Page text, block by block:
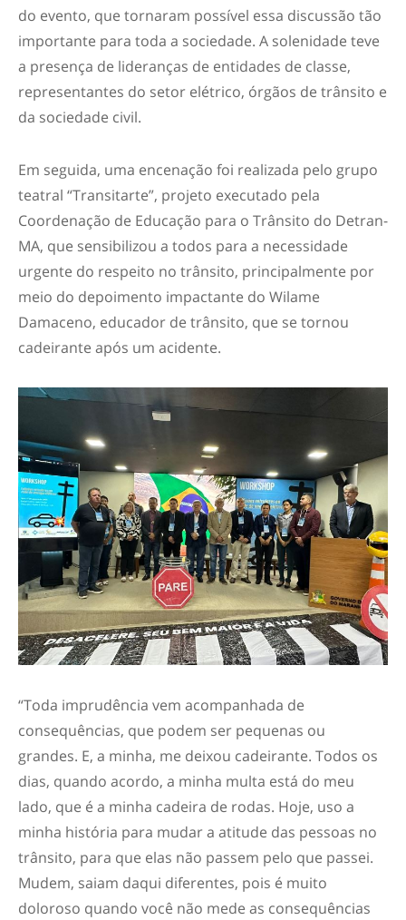
do evento, que tornaram possível essa discussão tão
importante para toda a sociedade. A solenidade teve
a presença de lideranças de entidades de classe,
representantes do setor elétrico, órgãos de trânsito e
da sociedade civil.
Em seguida, uma encenação foi realizada pelo grupo
teatral “Transitarte”, projeto executado pela
Coordenação de Educação para o Trânsito do Detran-
MA, que sensibilizou a todos para a necessidade
urgente do respeito no trânsito, principalmente por
meio do depoimento impactante do Wilame
Damaceno, educador de trânsito, que se tornou
cadeirante após um acidente.
“Toda imprudência vem acompanhada de
consequências, que podem ser pequenas ou
grandes. E, a minha, me deixou cadeirante. Todos os
dias, quando acordo, a minha multa está do meu
lado, que é a minha cadeira de rodas. Hoje, uso a
minha história para mudar a atitude das pessoas no
trânsito, para que elas não passem pelo que passei.
Mudem, saiam daqui diferentes, pois é muito
doloroso quando você não mede as consequências